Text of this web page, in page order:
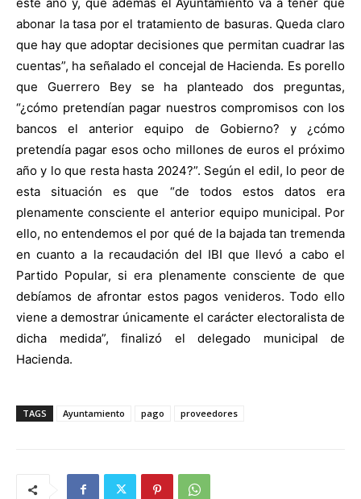
abonar la tasa por el tratamiento de basuras. Queda claro
que hay que adoptar decisiones que permitan cuadrar las
cuentas”, ha señalado el concejal de Hacienda. Es porello
que Guerrero Bey se ha planteado dos preguntas,
“¿cómo pretendían pagar nuestros compromisos con los
bancos el anterior equipo de Gobierno? y ¿cómo
pretendía pagar esos ocho millones de euros el próximo
año y lo que resta hasta 2024?”. Según el edil, lo peor de
esta situación es que “de todos estos datos era
plenamente consciente el anterior equipo municipal. Por
ello, no entendemos el por qué de la bajada tan tremenda
en cuanto a la recaudación del IBI que llevó a cabo el
Partido Popular, si era plenamente consciente de que
debíamos de afrontar estos pagos venideros. Todo ello
viene a demostrar únicamente el carácter electoralista de
dicha medida”, finalizó el delegado municipal de
Hacienda.
TAGS Ayuntamiento pago proveedores